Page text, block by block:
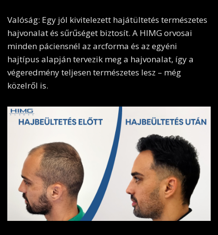
Valóság: Egy jól kivitelezett hajátültetés természetes
hajvonalat és sűrűséget biztosít. A HIMG orvosai
minden páciensnél az arcforma és az egyéni
hajtípus alapján tervezik meg a hajvonalat, így a
végeredmény teljesen természetes lesz – még
közelről is.